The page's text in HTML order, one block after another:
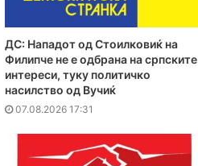
ДС: Нападот од Стоилковиќ на
Филипче не е одбрана на српските
интереси, туку политичко
насилство од Вучиќ
07.08.2026 17:31